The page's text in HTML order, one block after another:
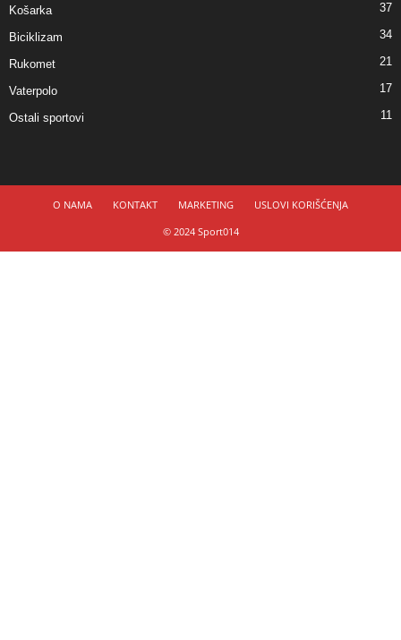
Košarka 37
Biciklizam 34
Rukomet 21
Vaterpolo 17
Ostali sportovi 11
O NAMA KONTAKT MARKETING
USLOVI KORIŠĆENJA
© 2024 Sport014